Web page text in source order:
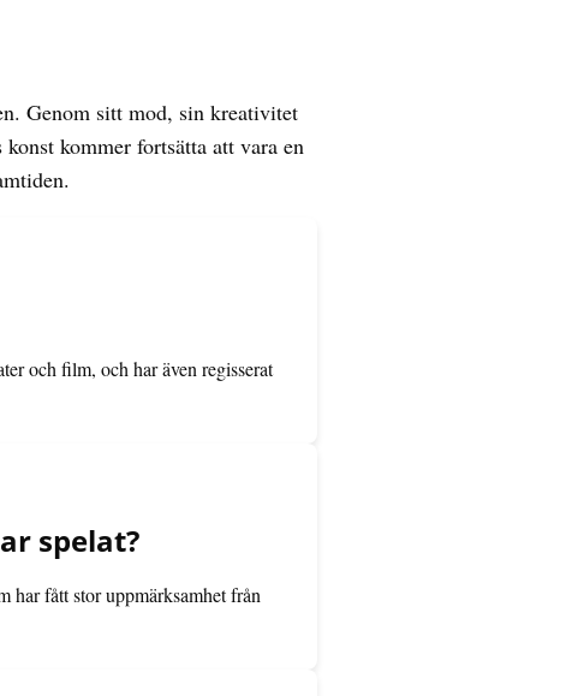
Genom sitt mod, sin kreativitet
kommer fortsätta att vara en
och film, och har även regisserat
spelat?
har fått stor uppmärksamhet från